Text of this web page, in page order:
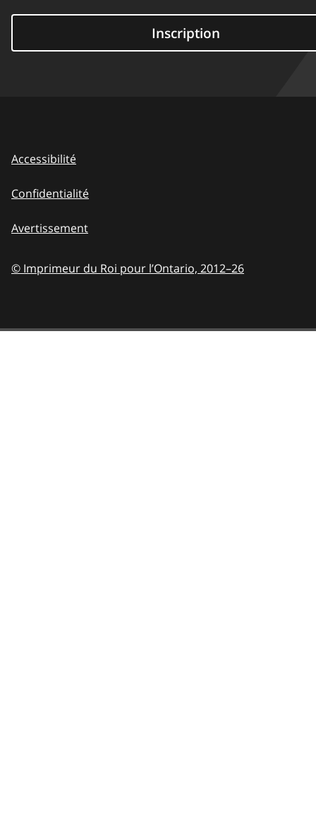
Inscription
Accessibilité
Confidentialité
Avertissement
© Imprimeur du Roi pour l’Ontario, 2012–26